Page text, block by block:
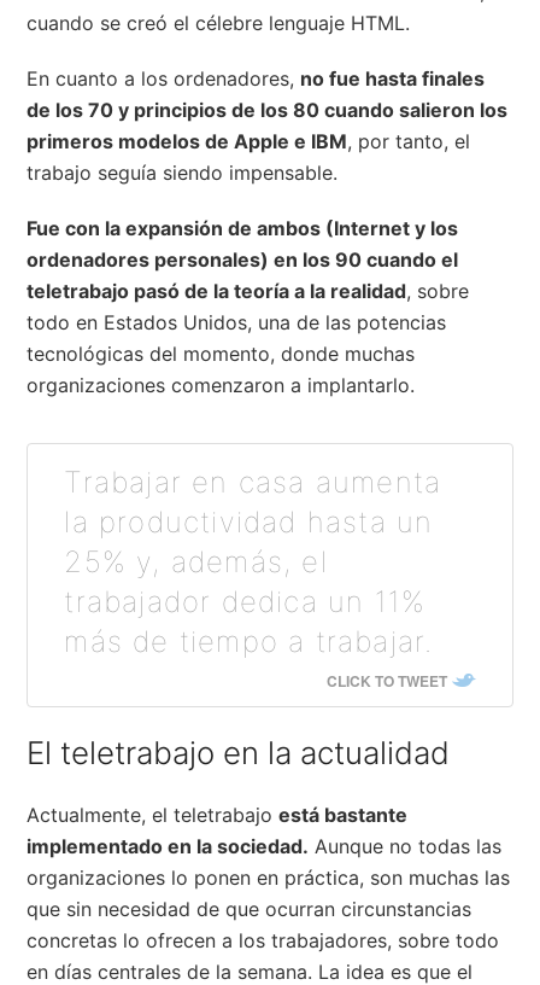
cuando se creó el célebre lenguaje HTML.
En cuanto a los ordenadores, no fue hasta finales
de los 70 y principios de los 80 cuando salieron los
primeros modelos de Apple e IBM, por tanto, el
trabajo seguía siendo impensable.
Fue con la expansión de ambos (Internet y los
ordenadores personales) en los 90 cuando el
teletrabajo pasó de la teoría a la realidad, sobre
todo en Estados Unidos, una de las potencias
tecnológicas del momento, donde muchas
organizaciones comenzaron a implantarlo.
Trabajar en casa aumenta
la productividad hasta un
25% y, además, el
trabajador dedica un 11%
más de tiempo a trabajar.
CLICK TO TWEET
El teletrabajo en la actualidad
Actualmente, el teletrabajoestá bastante
implementado en la sociedad. Aunque no todas las
organizaciones lo ponen en práctica, son muchas las
que sin necesidad de que ocurran circunstancias
concretas lo ofrecen a los trabajadores, sobre todo
en días centrales de la semana. La idea es que el